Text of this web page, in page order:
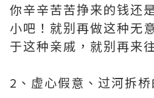
你辛辛苦苦挣来的钱还
小吧！就别再做这种无
于这种亲戚，就别再来
2、虚心假意、过河拆